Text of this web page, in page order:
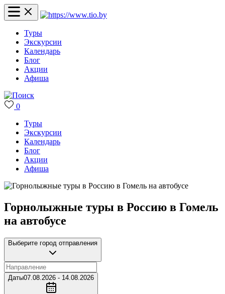
Туры
Экскурсии
Календарь
Блог
Акции
Афиша
0
Туры
Экскурсии
Календарь
Блог
Акции
Афиша
Горнолыжные туры в Россию в Гомель
на автобусе
Выберите город отправления
Даты07.08.2026 - 14.08.2026